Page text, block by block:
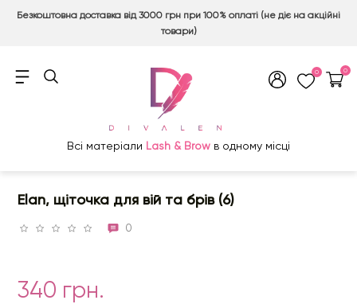
Безкоштовна доставка від 3000 грн при 100% оплаті (не діє на акційні
товари)
0 0
Всі матеріали Lash & Brow в одному місці
Elan, щіточка для вій та брів (6)
0
340 грн.